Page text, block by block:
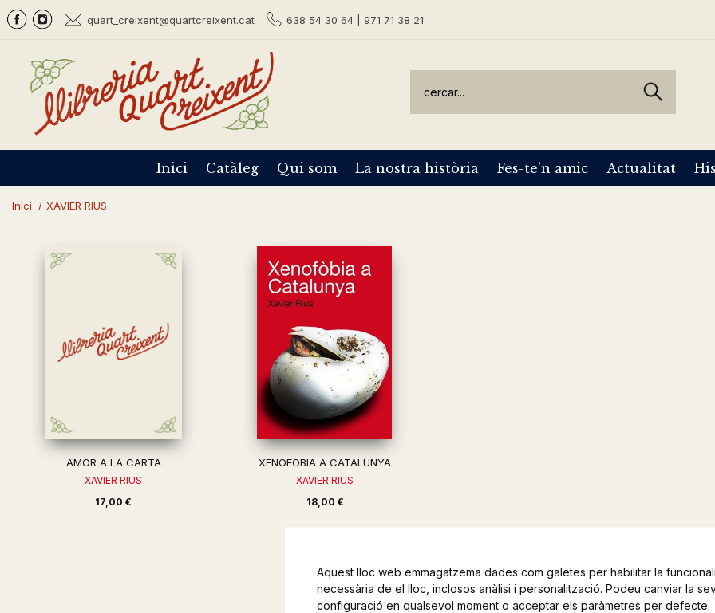
quart_creixent@quartcreixent.cat 638 54 30 64 | 971 71 38 21
Inici Catàleg Qui som La nostra història Fes-te'n amic Actualitat
Inici / XAVIER RIUS
AMOR A LA CARTA
XAVIER RIUS
17,00 €
XENOFOBIA A CATALUNYA
XAVIER RIUS
18,00 €
Aquest lloc web emmagatzema dades com galetes per habilitar la
necessària de el lloc, inclosos anàlisi i personalització. Podeu canviar la
configuració en qualsevol moment o acceptar els paràmetres per defecte.